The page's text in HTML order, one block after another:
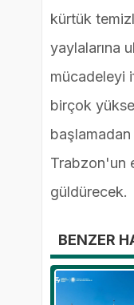
kürtük
yaylalarına
mücadeleyi
birçok
başlamadan
Trabzon'un
güldürecek.
BENZER